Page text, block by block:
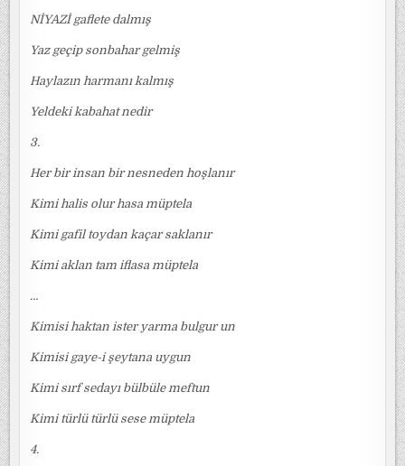
NİYAZİ gaflete dalmış
Yaz geçip sonbahar gelmiş
Haylazın harmanı kalmış
Yeldeki kabahat nedir
3.
Her bir insan bir nesneden hoşlanır
Kimi halis olur hasa müptela
Kimi gafil toydan kaçar saklanır
Kimi aklan tam iflasa müptela
…
Kimisi haktan ister yarma bulgur un
Kimisi gaye-i şeytana uygun
Kimi sırf sedayı bülbüle meftun
Kimi türlü türlü sese müptela
4.